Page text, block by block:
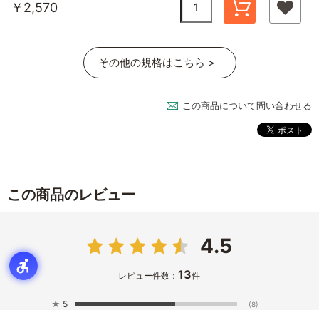
￥2,570
その他の規格はこちら >
この商品について問い合わせる
この商品のレビュー
4.5
レビュー件数：13件
★ 5 (8)